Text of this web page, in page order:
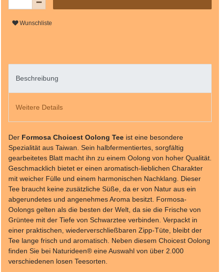
Wunschliste
Beschreibung
Weitere Details
Der Formosa Choicest Oolong Tee ist eine besondere
Spezialität aus Taiwan. Sein halbfermentiertes, sorgfältig
gearbeitetes Blatt macht ihn zu einem Oolong von hoher Qualität.
Geschmacklich bietet er einen aromatisch-lieblichen Charakter
mit weicher Fülle und einem harmonischen Nachklang. Dieser
Tee braucht keine zusätzliche Süße, da er von Natur aus ein
abgerundetes und angenehmes Aroma besitzt. Formosa-
Oolongs gelten als die besten der Welt, da sie die Frische von
Grüntee mit der Tiefe von Schwarztee verbinden. Verpackt in
einer praktischen, wiederverschließbaren Zipp-Tüte, bleibt der
Tee lange frisch und aromatisch. Neben diesem Choicest Oolong
finden Sie bei Naturideen® eine Auswahl von über 2.000
verschiedenen losen Teesorten.